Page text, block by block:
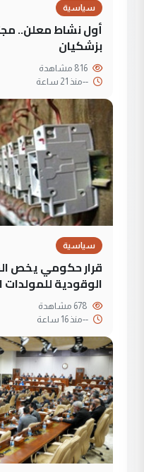
سياسية
أول نشاط معلن..
بزشكيان
--منذ 21 ساعة
سياسية
قرار حكومي يخص
الوقودية للمولدات
--منذ 16 ساعة